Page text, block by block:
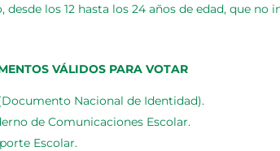
desde los 12 hasta los 24 años de edad, que
VÁLIDOS PARA VOTAR
Nacional de Identidad).
de Comunicaciones Escolar.
Escolar.